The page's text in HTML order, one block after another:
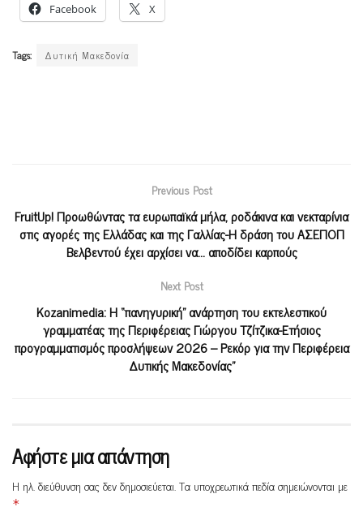
Facebook X
Tags: Δυτική Μακεδονία
Previous Post
FruitUp! Προωθώντας τα ευρωπαϊκά μήλα, ροδάκινα και νεκταρίνια
στις αγορές της Ελλάδας και της Γαλλίας-Η δράση του ΑΣΕΠΟΠ
Βελβεντού έχει αρχίσει να… αποδίδει καρπούς
Next Post
Kozanimedia: Η “πανηγυρική” ανάρτηση του εκτελεστικού
γραμματέας της Περιφέρειας Γιώργου Τζίτζικα-Ετήσιος
προγραμματισμός προσλήψεων 2026 – Ρεκόρ για την Περιφέρεια
Δυτικής Μακεδονίας”
Αφήστε μια απάντηση
Η ηλ. διεύθυνση σας δεν δημοσιεύεται.Τα υποχρεωτικά πεδία σημειώνονται με
*